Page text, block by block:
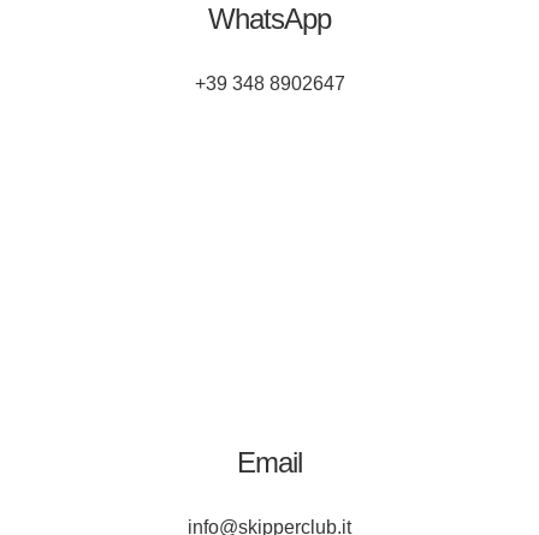
WhatsApp
+39 348 8902647
Email
info@skipperclub.it